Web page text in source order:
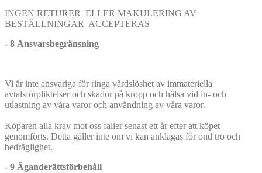
INGEN RETURER ELLER MAKULERING AV
BESTÄLLNINGAR ACCEPTERAS
- 8 Ansvarsbegränsning
Vi är inte ansvariga för ringa vårdslöshet av immateriella
avtalsförpliktelser och skador på kropp och hälsa vid in- och
utlastning av våra varor och användning av våra varor.
Köparen alla krav mot oss faller senast ett år efter att köpet
genomförts. Detta gäller inte om vi kan anklagas för ond tro och
bedräglighet.
- 9 Äganderättsförbehåll